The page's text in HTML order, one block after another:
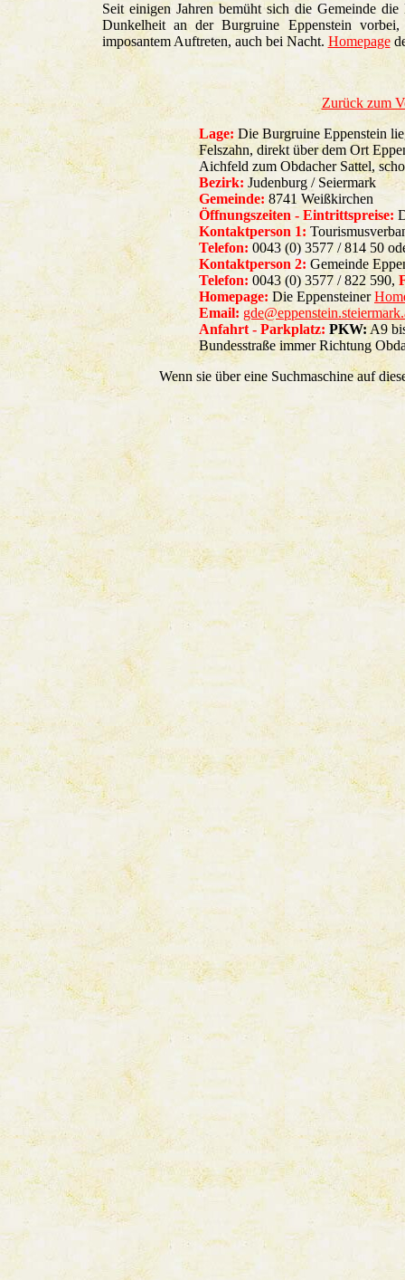
Seit einigen Jahren bemüht sich die Gemeinde
Dunkelheit an der Burgruine Eppenstein
imposantem Auftreten, auch bei Nacht. Homepage
Zurück zum
Lage: Die Burgruine Eppenstein
Felszahn, direkt über dem Ort
Aichfeld zum Obdacher Sattel,
Bezirk: Judenburg / Seiermark
Gemeinde: 8741 Weißkirchen
Öffnungszeiten - Eintrittspreise:
Kontaktperson 1:
Telefon: 0043 (0) 3577 / 814 50
Kontaktperson 2: Gemeinde
Telefon: 0043 (0) 3577 / 822 590,
Homepage: Die Eppensteiner
Email:
Anfahrt - Parkplatz: PKW:A9
Bundesstraße immer Richtung
Wenn sie über eine Suchmaschine auf